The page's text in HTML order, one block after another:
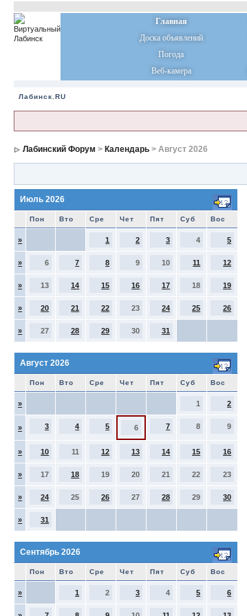
Главная
Доска объявлений
Погода
Веб-камера
Лабинск.RU
Лабинский Форум > Календарь > Август 2026
Июль 2026
Пон Вто Сре Чет Пят Суб Вос
» 1 2 3 4 5
» 6 7 8 9 10 11 12
» 13 14 15 16 17 18 19
» 20 21 22 23 24 25 26
» 27 28 29 30 31
Август 2026
Пон Вто Сре Чет Пят Суб Вос
» 1 2
» 3 4 5 6 7 8 9
» 10 11 12 13 14 15 16
» 17 18 19 20 21 22 23
» 24 25 26 27 28 29 30
» 31
Сентябрь 2026
Пон Вто Сре Чет Пят Суб Вос
» 1 2 3 4 5 6